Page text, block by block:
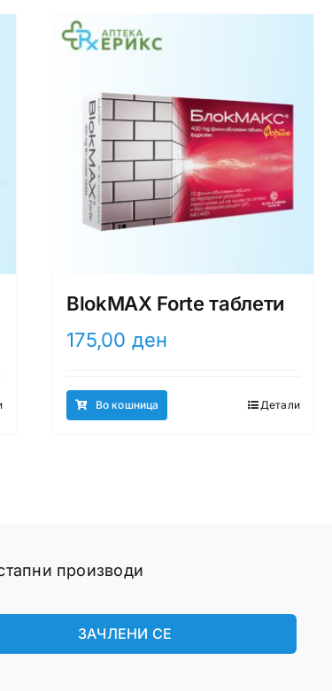
BlokMAX Forte таблети
175,00 ден
Во кошница Детали
производи
ЗАЧЛЕНИ СЕ